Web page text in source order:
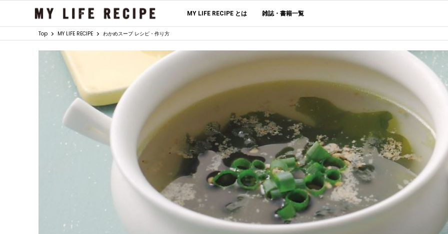
MY LIFE RECIPE とは 雑誌・書籍一覧
Top MY LIFE RECIPE わかめスープ レシピ・作り方